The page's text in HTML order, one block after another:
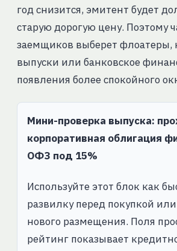
год снизится, эмитент будет
старую дорогую цену. Поэтому
заемщиков выберет флоатеры,
выпуски или банковское
появления более спокойного
Мини-проверка выпуска:
корпоративная облигация
ОФЗ под 15%
Используйте этот блок как
развилку перед покупкой
нового размещения. Поля
рейтинг показывает